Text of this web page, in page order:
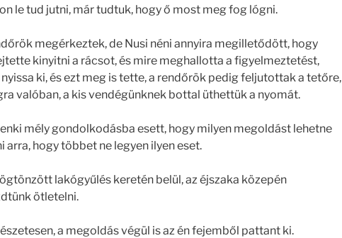
le tud jutni, már tudtuk, hogy ő most meg fog lógni.
megérkeztek, de Nusi néni annyira megilletődött, hogy
kinyitni a rácsot, és mire meghallotta a figyelmeztetést,
ki, és ezt meg is tette, a rendőrök pedig feljutottak a tetőre,
valóban, a kis vendégünknek bottal üthettük a nyomát.
mély gondolkodásba esett, hogy milyen megoldást lehetne
arra, hogy többet ne legyen ilyen eset.
lakógyűlés keretén belül, az éjszaka közepén
ötletelni.
a megoldás végül is az én fejemből pattant ki.